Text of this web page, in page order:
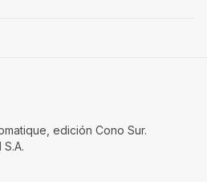
edición Cono Sur.